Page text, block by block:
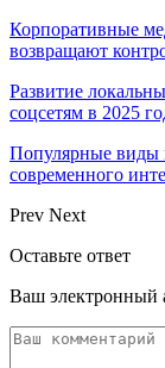
Корпоративные
возвращают
Развитие
соцсетям в 2025
Популярные виды
современного
Prev Next
Оставьте ответ
Ваш электронный